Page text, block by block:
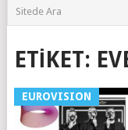
ETIKET:
EUROVISION